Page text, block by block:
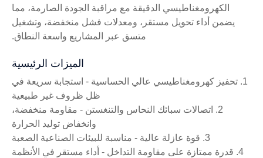
الكهرومغناطيسي الدقيقة مع مراقبة الجودة الصارمة، مما
يضمن أداء تحويل مستقر، ومعدلات فشل منخفضة، وتشغيل
متسق عبر المشاريع واسعة النطاق.
الميزات الرئيسية
1. تحفيز كهرومغناطيسي عالي الحساسية - استجابة سريعة في
ظل ظروف غير طبيعية
2. اتصالات سبائك النحاس والتنغستن - مقاومة منخفضة،
وانخفاض توليد الحرارة
3. قوة عازلة عالية - مناسبة للبيئات الصناعية الصعبة
4. قدرة ممتازة على مقاومة التداخل - أداء مستقر في الأنظمة